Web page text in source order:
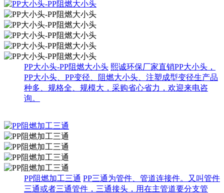
PP大小头-PP阻燃大小头 熙诚环保厂家直销PP大小头，
PP大小头、PP变径、阻燃大小头、注塑成型变径生产品
种多、规格全、规模大，采购省心省力，欢迎来电咨
询。
PP阻燃加工三通 PP三通为管件、管道连接件。又叫管件
三通或者三通管件，三通接头，用在主管道要分支管